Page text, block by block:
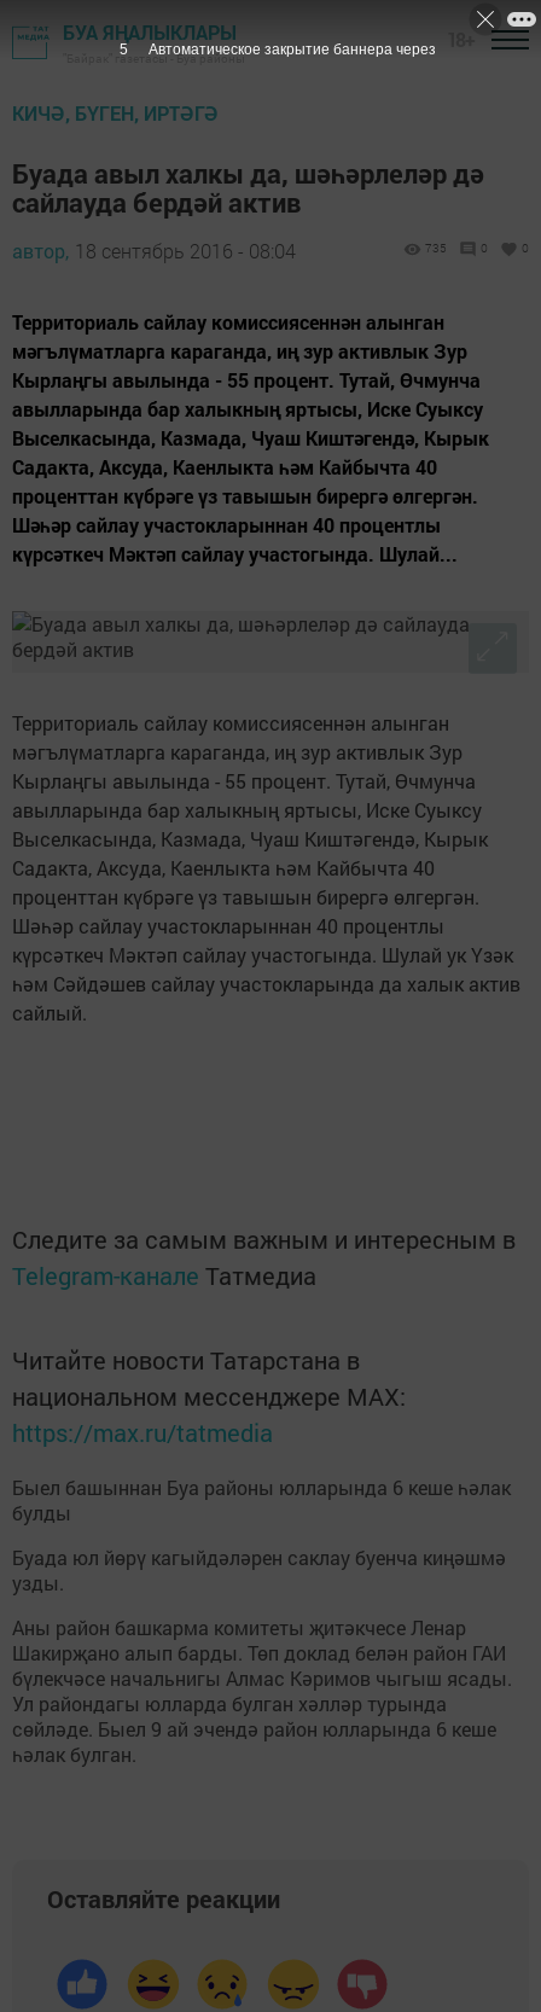
БУА ЯҢАЛЫКЛАРЫ
"Байрак" газетасы - Буа районы
КИЧӘ, БҮГЕН, ИРТӘГӘ
Буада авыл халкы да, шәһәрлеләр дә
сайлауда бердәй актив
автор, 18 сентябрь 2016 - 08:04 735 0 0
Территориаль сайлау комиссиясеннән алынган
мәгълүматларга караганда, иң зур активлык Зур
Кырлаңгы авылында - 55 процент. Тутай, Өчмунча
авылларында бар халыкның яртысы, Иске Суыксу
Выселкасында, Казмада, Чуаш Киштәгендә, Кырык
Садакта, Аксуда, Каенлыкта һәм Кайбычта 40
проценттан күбрәге үз тавышын бирергә өлгергән.
Шәһәр сайлау участокларыннан 40 процентлы
күрсәткеч Мәктәп сайлау участогында. Шулай...
Территориаль сайлау комиссиясеннән алынган
мәгълүматларга караганда, иң зур активлык Зур
Кырлаңгы авылында - 55 процент. Тутай, Өчмунча
авылларында бар халыкның яртысы, Иске Суыксу
Выселкасында, Казмада, Чуаш Киштәгендә, Кырык
Садакта, Аксуда, Каенлыкта һәм Кайбычта 40
проценттан күбрәге үз тавышын бирергә өлгергән.
Шәһәр сайлау участокларыннан 40 процентлы
күрсәткеч Мәктәп сайлау участогында. Шулай ук Үзәк
һәм Сәйдәшев сайлау участокларында да халык актив
сайлый.
Следите за самым важным и интересным в
Telegram-канале Татмедиа
Читайте новости Татарстана в
национальном мессенджере MАХ:
https://max.ru/tatmedia
Быел башыннан Буа районы юлларында 6 кеше һәлак
булды
Буада юл йөрү кагыйдәләрен саклау буенча киңәшмә
узды.
Аны район башкарма комитеты җитәкчесе Ленар
Шакирҗано алып барды. Төп доклад белән район ГАИ
бүлекчәсе начальнигы Алмас Кәримов чыгыш ясады.
Ул райондагы юлларда булган хәлләр турында
сөйләде. Быел 9 ай эчендә район юлларында 6 кеше
һәлак булган.
Оставляйте реакции
4 Автоматическое закрытие баннера через